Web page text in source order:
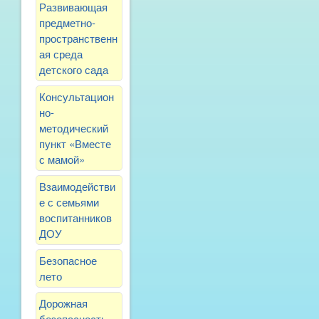
Развивающая
предметно-
пространственн
ая среда
детского сада
Консультацион
но-
методический
пункт «Вместе
с мамой»
Взаимодействи
е с семьями
воспитанников
ДОУ
Безопасное
лето
Дорожная